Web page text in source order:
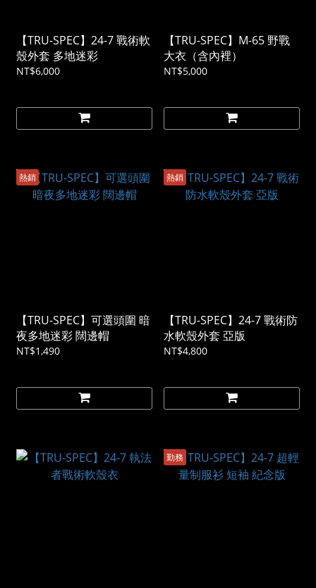
【TRU-SPEC】24-7 戰術軟
殼外套 多地迷彩
NT$6,000
【TRU-SPEC】M-65 野戰
大衣（含內裡）
NT$5,000
熱銷
【TRU-SPEC】可選頭圍 暗
夜多地迷彩 闊邊帽
NT$1,490
熱銷
【TRU-SPEC】24-7 戰術防
水軟殼外套 亞版
NT$4,800
勤務